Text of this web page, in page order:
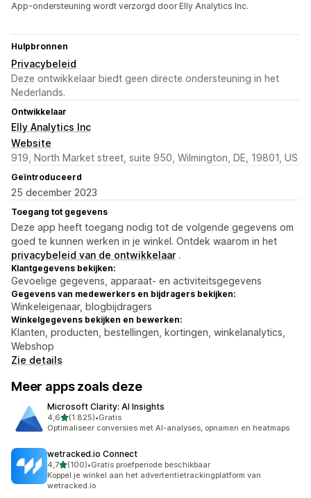
App-ondersteuning wordt verzorgd door Elly Analytics Inc.
Hulpbronnen
Privacybeleid
Deze ontwikkelaar biedt geen directe ondersteuning in het
Nederlands.
Ontwikkelaar
Elly Analytics Inc
Website
919, North Market street, suite 950, Wilmington, DE, 19801, US
Geïntroduceerd
25 december 2023
Toegang tot gegevens
Deze app heeft toegang nodig tot de volgende gegevens om
goed te kunnen werken in je winkel. Ontdek waarom in het
privacybeleid van de ontwikkelaar .
Klantgegevens bekijken:
Gevoelige gegevens, apparaat- en activiteitsgegevens
Gegevens van medewerkers en bijdragers bekijken:
Winkeleigenaar, blogbijdragers
Winkelgegevens bekijken en bewerken:
Klanten, producten, bestellingen, kortingen, winkelanalytics,
Webshop
Zie details
Meer apps zoals deze
Microsoft Clarity: AI Insights
4,6van 5 sterren
(1.825)
1825 recensies in totaal
•Gratis
Optimaliseer conversies met AI-analyses, opnamen en heatmaps
wetracked.io Connect
4,7van 5 sterren
(100)
100 recensies in totaal
•Gratis proefperiode beschikbaar
Koppel je winkel aan het advertentietrackingplatform van
wetracked.io